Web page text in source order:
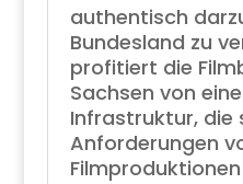
authentisch
Bundesland zu
profitiert die
Sachsen von
Infrastruktur, die
Anforderungen